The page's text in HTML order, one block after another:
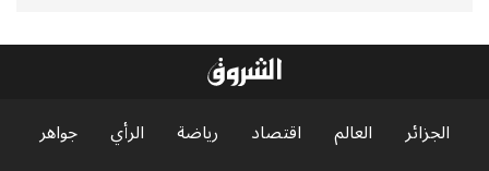
الجزائر العالم اقتصاد رياضة الرأي
جواهر